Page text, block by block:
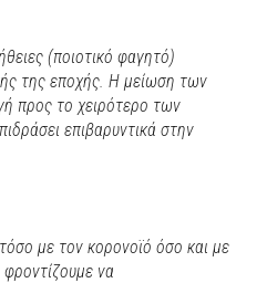
(ποιοτικό φαγητό)
της εποχής. Η μείωση των
προς το χειρότερο των
επιβαρυντικά στην
με τον κορονοϊό όσο και με
φροντίζουμε να